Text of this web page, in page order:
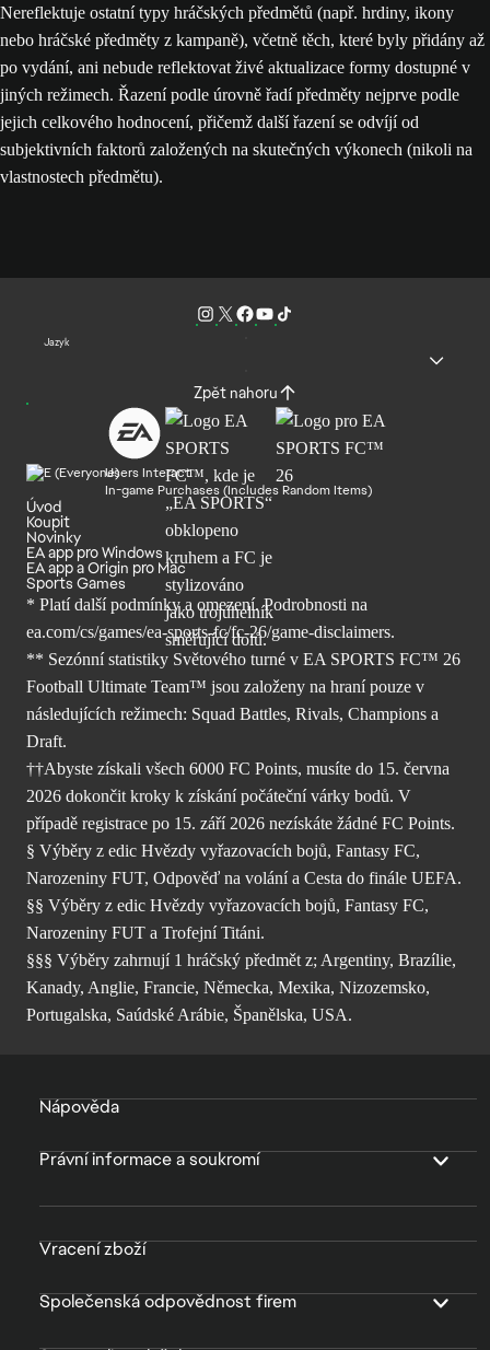
Nereflektuje ostatní typy hráčských předmětů (např. hrdiny, ikony
nebo hráčské předměty z kampaně), včetně těch, které byly přidány až
po vydání, ani nebude reflektovat živé aktualizace formy dostupné v
jiných režimech. Řazení podle úrovně řadí předměty nejprve podle
jejich celkového hodnocení, přičemž další řazení se odvíjí od
subjektivních faktorů založených na skutečných výkonech (nikoli na
vlastnostech předmětu).
Jazyk
Zpět nahoru
Users Interact
In-game Purchases (Includes Random Items)
Úvod
Koupit
Novinky
EA app pro Windows
EA app a Origin pro Mac
Sports Games
* Platí další podmínky a omezení. Podrobnosti na
ea.com/cs/games/ea-sports-fc/fc-26/game-disclaimers.
** Sezónní statistiky Světového turné v EA SPORTS FC™ 26
Football Ultimate Team™ jsou založeny na hraní pouze v
následujících režimech: Squad Battles, Rivals, Champions a
Draft.
††Abyste získali všech 6000 FC Points, musíte do 15. června
2026 dokončit kroky k získání počáteční várky bodů. V
případě registrace po 15. září 2026 nezískáte žádné FC Points.
§ Výběry z edic Hvězdy vyřazovacích bojů, Fantasy FC,
Narozeniny FUT, Odpověď na volání a Cesta do finále UEFA.
§§ Výběry z edic Hvězdy vyřazovacích bojů, Fantasy FC,
Narozeniny FUT a Trofejní Titáni.
§§§ Výběry zahrnují 1 hráčský předmět z; Argentiny, Brazílie,
Kanady, Anglie, Francie, Německa, Mexika, Nizozemsko,
Portugalska, Saúdské Arábie, Španělska, USA.
Nápověda
Právní informace a soukromí
Vracení zboží
Společenská odpovědnost firem